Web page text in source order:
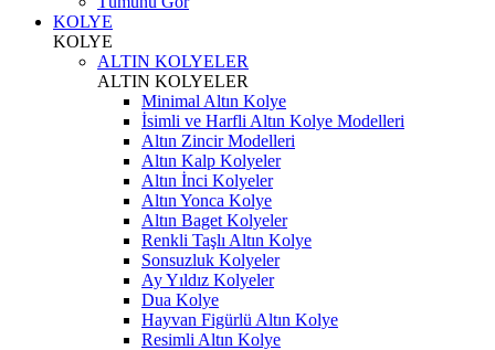
KOLYE
KOLYE
ALTIN KOLYELER
ALTIN KOLYELER
Minimal Altın Kolye
İsimli ve Harfli Altın Kolye Modelleri
Altın Zincir Modelleri
Altın Kalp Kolyeler
Altın İnci Kolyeler
Altın Yonca Kolye
Altın Baget Kolyeler
Renkli Taşlı Altın Kolye
Sonsuzluk Kolyeler
Ay Yıldız Kolyeler
Dua Kolye
Hayvan Figürlü Altın Kolye
Resimli Altın Kolye